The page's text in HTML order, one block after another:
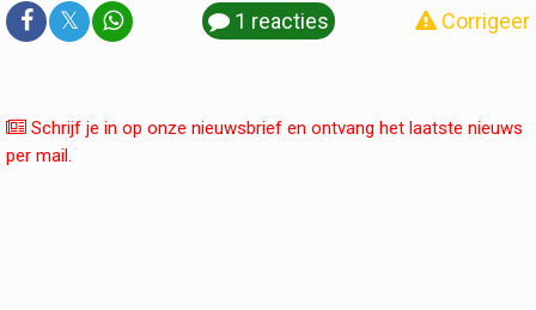
𝕏 1 reacties Corrigeer
Schrijf je in op onze nieuwsbrief en ontvang het laatste nieuws
per mail.